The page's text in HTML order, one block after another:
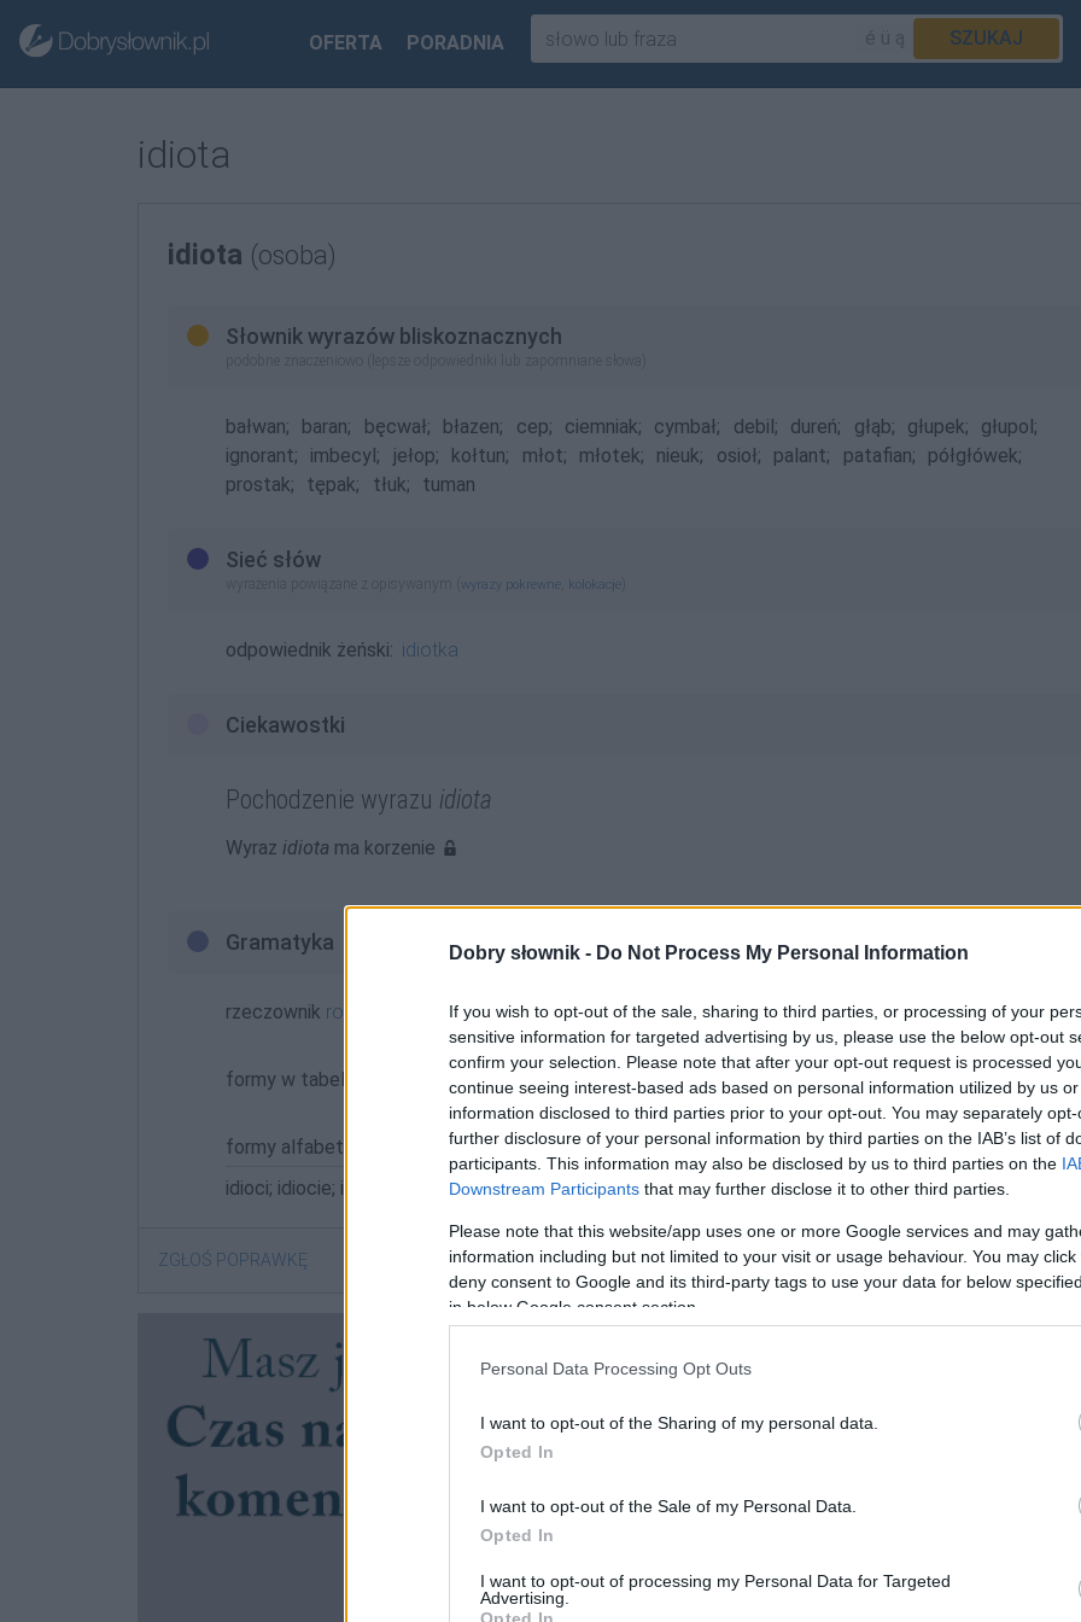
Dobry słownik - Do Not Process My Personal Information
If you wish to opt-out of the sale, sharing to third parties, or processing of your
sensitive information for targeted advertising by us, please use the below opt-out
confirm your selection. Please note that after your opt-out request is processed
continue seeing interest-based ads based on personal information utilized by us
information disclosed to third parties prior to your opt-out. You may separately
further disclosure of your personal information by third parties on the IAB’s list of
participants. This information may also be disclosed by us to third parties on the
Downstream Participants that may further disclose it to other third parties.
Please note that this website/app uses one or more Google services and may
information including but not limited to your visit or usage behaviour. You may
deny consent to Google and its third-party tags to use your data for below
in below Google consent section.
Personal Data Processing Opt Outs
I want to opt-out of the Sharing of my personal data.
Opted In
I want to opt-out of the Sale of my Personal Data.
Opted In
I want to opt-out of processing my Personal Data for Targeted
Advertising.
Opted In
OFERTA PORADNIA SZUKAJ
idiota
idiota (osoba)
Słownik wyrazów bliskoznacznych
podobne znaczeniowo (lepsze odpowiedniki lub zapomniane słowa)
bałwan; baran; bęcwał; błazen; cep; ciemniak; cymbał; debil; dureń; głąb; głupek;
głupol;
ignorant;
imbecyl; jełop; kołtun; młot; młotek; nieuk; osioł; palant; patafian;
półgłówek;
prostak;
tępak; tłuk; tuman
Sieć słów
wyrażenia powiązane z opisywanym ( wyrazy pokrewne kolokacje
odpowiednik żeński: idiotka
Ciekawostki
Pochodzenie wyrazu idiota
Wyraz idiota ma korzenie
Gramatyka
rzeczownik rodzaj męskoosobowyodmienny
formy w tabelce:
formy alfabetycznie:
idioci; idiocie; idiota; idiotą; idiotach; idiotami; idiotę; idioto; idiotom; idiotów; idioty
ZGŁOŚ POPRAWKĘ